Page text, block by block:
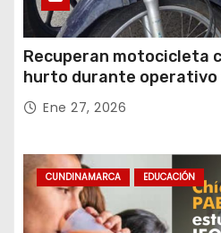
Recuperan motocicleta
hurto durante operativo
Rafael Uribe Uribe
Ene 27, 2026
CUNDINAMARCA EDUCACIÓN